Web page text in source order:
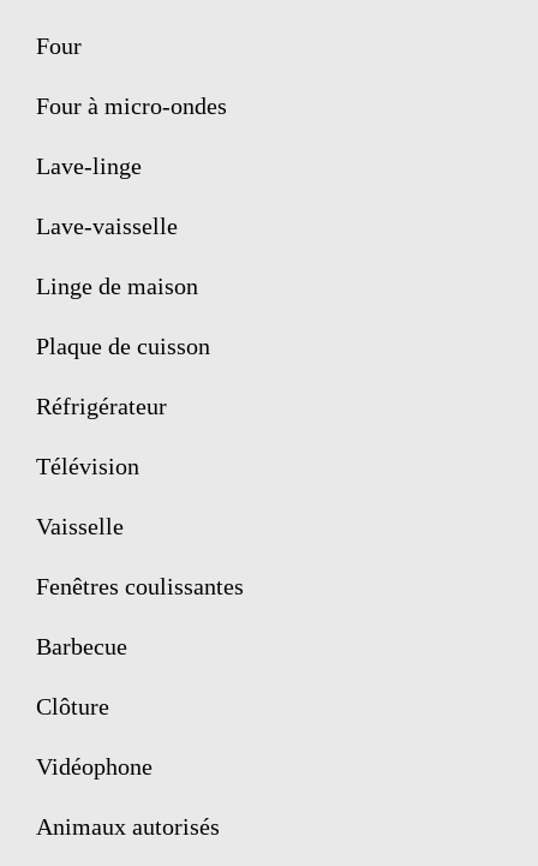
Four
Four à micro-ondes
Lave-linge
Lave-vaisselle
Linge de maison
Plaque de cuisson
Réfrigérateur
Télévision
Vaisselle
Fenêtres coulissantes
Barbecue
Clôture
Vidéophone
Animaux autorisés